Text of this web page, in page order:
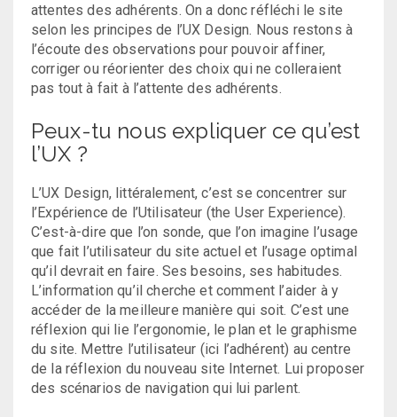
attentes des adhérents. On a donc réfléchi le site
selon les principes de l’UX Design. Nous restons à
l’écoute des observations pour pouvoir affiner,
corriger ou réorienter des choix qui ne colleraient
pas tout à fait à l’attente des adhérents.
Peux-tu nous expliquer ce qu’est
l’UX ?
L’UX Design, littéralement, c’est se concentrer sur
l’Expérience de l’Utilisateur (the User Experience).
C’est-à-dire que l’on sonde, que l’on imagine l’usage
que fait l’utilisateur du site actuel et l’usage optimal
qu’il devrait en faire. Ses besoins, ses habitudes.
L’information qu’il cherche et comment l’aider à y
accéder de la meilleure manière qui soit. C’est une
réflexion qui lie l’ergonomie, le plan et le graphisme
du site. Mettre l’utilisateur (ici l’adhérent) au centre
de la réflexion du nouveau site Internet. Lui proposer
des scénarios de navigation qui lui parlent.